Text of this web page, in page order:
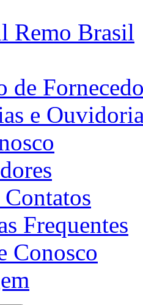
Remo Brasil
de
e
Frequentes
Conosco